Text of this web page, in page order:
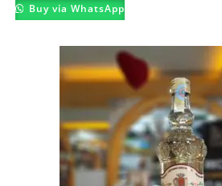
Buy via WhatsApp